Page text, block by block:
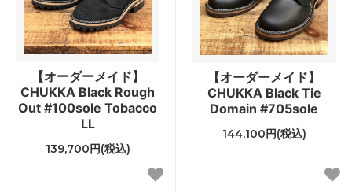
【オーダーメイド】
CHUKKA Black Rough
Out #100sole Tobacco
LL
139,700円(税込)
【オーダーメイド】
CHUKKA Black Tie
Domain #705sole
144,100円(税込)